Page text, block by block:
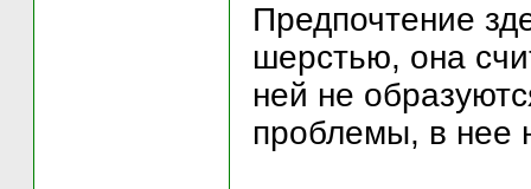
Предпочтение
шерстью, она
ней не
проблемы, в нее